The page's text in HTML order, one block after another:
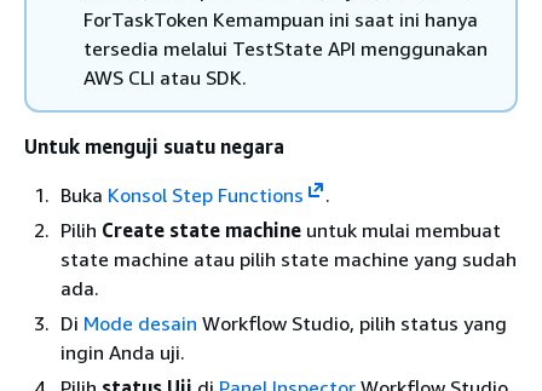
ForTaskToken Kemampuan ini saat ini hanya
tersedia melalui TestState API menggunakan
AWS CLI atau SDK.
Untuk menguji suatu negara
Buka Konsol Step Functions
.
Pilih Create state machine untuk mulai membuat
state machine atau pilih state machine yang sudah
ada.
Di Mode desain Workflow Studio, pilih status yang
ingin Anda uji.